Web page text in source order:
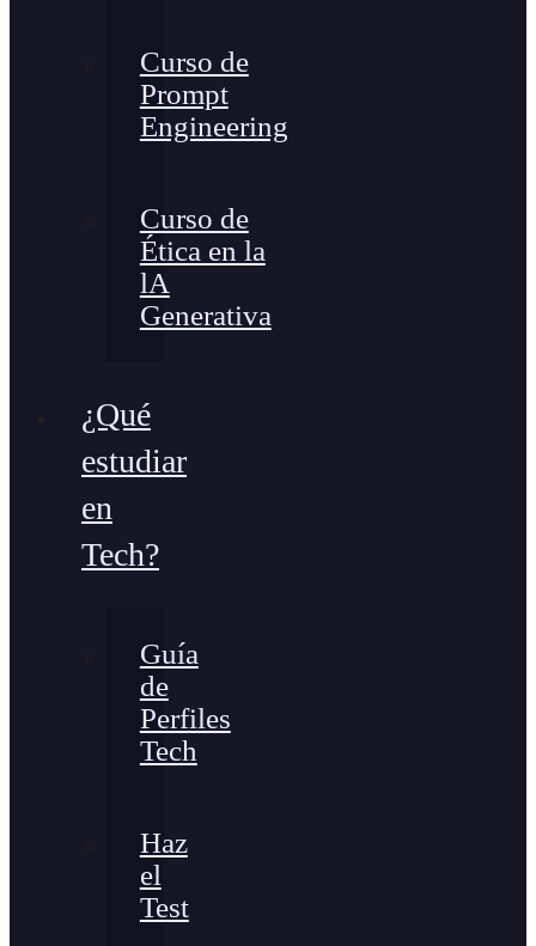
Curso de
Prompt
Engineering
Curso de
Ética en la
lA
Generativa
¿Qué
estudiar
en
Tech?
Guía
de
Perfiles
Tech
Haz
el
Test